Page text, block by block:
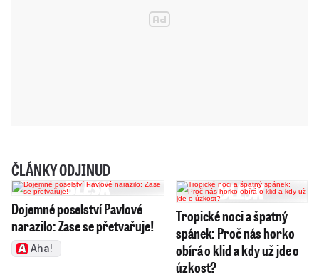
ČLÁNKY ODJINUD
Dojemné poselství Pavlové
narazilo: Zase se přetvařuje!
Aha!
Tropické noci a špatný
spánek: Proč nás horko
obírá o klid a kdy už jde o
úzkost?